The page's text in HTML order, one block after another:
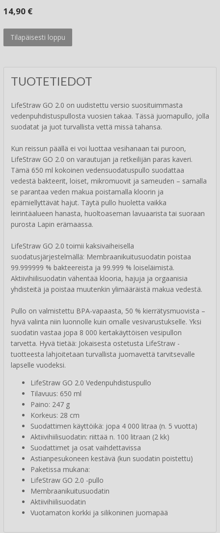
14,90 €
Tilapäisesti loppu
TUOTETIEDOT
LifeStraw GO 2.0 on uudistettu versio suosituimmasta
vedenpuhdistuspullosta vuosien takaa. Tässä juomapullo, jolla
suodatat ja juot turvallista vettä missä tahansa.
Kun reissun päällä ei voi luottaa vesihanaan tai puroon,
LifeStraw GO 2.0 on varautujan ja retkeilijän paras kaveri.
Tämä 650 ml kokoinen vedensuodatuspullo suodattaa
vedestä bakteerit, loiset, mikromuovit ja sameuden – samalla
se parantaa veden makua poistamalla kloorin ja
epämiellyttävät hajut. Täytä pullo huoletta vaikka
leirintäalueen hanasta, huoltoaseman lavuaarista tai suoraan
purosta Lapin erämaassa.
LifeStraw GO 2.0 toimii kaksivaiheisella
suodatusjärjestelmällä: Membraanikuitusuodatin poistaa
99.999999 % bakteereista ja 99.999 % loiseläimistä.
Aktiivihiilisuodatin vähentää klooria, hajuja ja orgaanisia
yhdisteitä ja poistaa muutenkin ylimääräistä makua vedestä.
Pullo on valmistettu BPA-vapaasta, 50 % kierrätysmuovista –
hyvä valinta niin luonnolle kuin omalle vesivarustukselle. Yksi
suodatin vastaa jopa 8 000 kertakäyttöisen vesipullon
tarvetta. Hyvä tietää: Jokaisesta ostetusta LifeStraw -
tuotteesta lahjoitetaan turvallista juomavettä tarvitsevalle
lapselle vuodeksi.
LifeStraw GO 2.0 Vedenpuhdistuspullo
Tilavuus: 650 ml
Paino: 247 g
Korkeus: 28 cm
Suodattimen käyttöikä: jopa 4 000 litraa (n. 5 vuotta)
Aktiivihiilisuodatin: riittää n. 100 litraan (2 kk)
Suodattimet ja osat vaihdettavissa
Astianpesukoneen kestävä (kun suodatin poistettu)
Paketissa mukana:
LifeStraw GO 2.0 -pullo
Membraanikuitusuodatin
Aktiivihiilisuodatin
Vuotamaton korkki ja silikoninen juomapää